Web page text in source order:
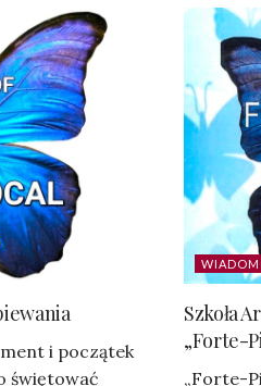
i początek
świętować
Szkoła
„Forte-
„Forte-